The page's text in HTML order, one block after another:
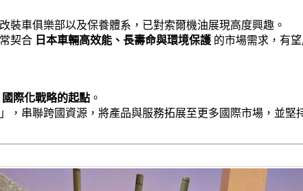
裝車俱樂部以及保養體系，已對索爾機油展現高度興趣。
契合 日本車輛高效能、長壽命與環境保護 的市場需求，有
國際化戰略的起點 。
」，串聯跨國資源，將產品與服務拓展至更多國際市場，並堅